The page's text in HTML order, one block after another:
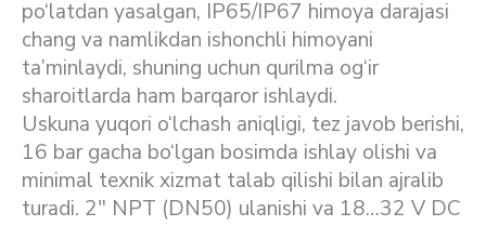
po‘latdan yasalgan, IP65/IP67 himoya darajasi
chang va namlikdan ishonchli himoyani
ta’minlaydi, shuning uchun qurilma og‘ir
sharoitlarda ham barqaror ishlaydi.
Uskuna yuqori o‘lchash aniqligi, tez javob berishi,
16 bar gacha bo‘lgan bosimda ishlay olishi va
minimal texnik xizmat talab qilishi bilan ajralib
turadi. 2″ NPT (DN50) ulanishi va 18…32 V DC